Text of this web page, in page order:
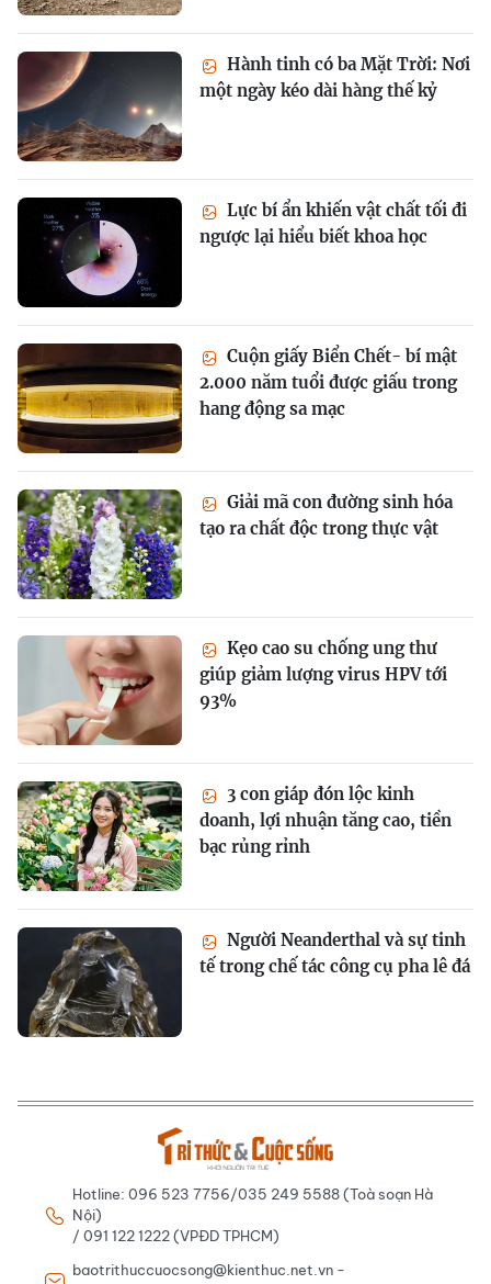
Hành tinh có ba Mặt Trời: Nơi
một ngày kéo dài hàng thế kỷ
Lực bí ẩn khiến vật chất tối đi
ngược lại hiểu biết khoa học
Cuộn giấy Biển Chết- bí mật
2.000 năm tuổi được giấu trong
hang động sa mạc
Giải mã con đường sinh hóa
tạo ra chất độc trong thực vật
Kẹo cao su chống ung thư
giúp giảm lượng virus HPV tới
93%
3 con giáp đón lộc kinh
doanh, lợi nhuận tăng cao, tiền
bạc rủng rỉnh
Người Neanderthal và sự tinh
tế trong chế tác công cụ pha lê đá
Hotline: 096 523 7756/035 249 5588 (Toà soạn Hà
Nội)
/ 091 122 1222 (VPĐD TPHCM)
baotrithuccuocsong@kienthuc.net.vn -